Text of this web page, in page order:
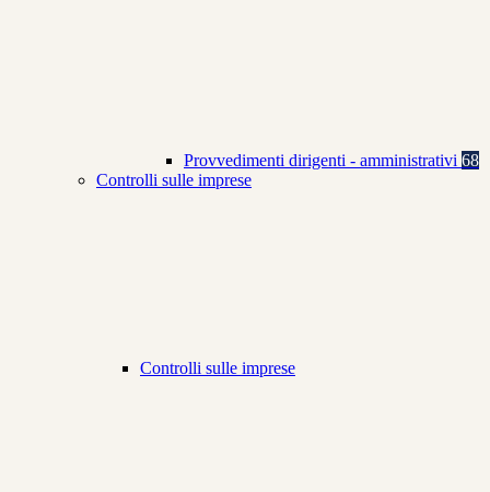
Provvedimenti dirigenti - amministrativi 68
Controlli sulle imprese
Controlli sulle imprese